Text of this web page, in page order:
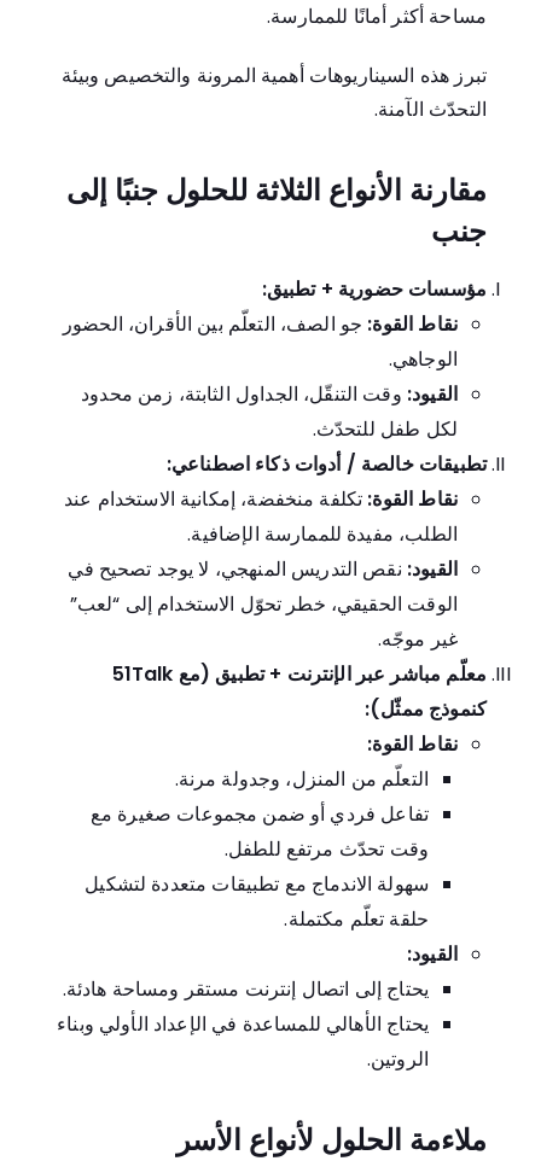
مساحة أكثر أمانًا للممارسة.
تبرز هذه السيناريوهات أهمية المرونة والتخصيص وبيئة
التحدّث الآمنة.
مقارنة الأنواع الثلاثة للحلول جنبًا إلى
جنب
مؤسسات حضورية + تطبيق:
نقاط القوة: جو الصف، التعلّم بين الأقران، الحضور
الوجاهي.
القيود: وقت التنقّل، الجداول الثابتة، زمن محدود
لكل طفل للتحدّث.
تطبيقات خالصة / أدوات ذكاء اصطناعي:
نقاط القوة: تكلفة منخفضة، إمكانية الاستخدام عند
الطلب، مفيدة للممارسة الإضافية.
القيود: نقص التدريس المنهجي، لا يوجد تصحيح في
الوقت الحقيقي، خطر تحوّل الاستخدام إلى “لعب”
غير موجّه.
معلّم مباشر عبر الإنترنت + تطبيق (مع 51Talk
كنموذج ممثّل):
نقاط القوة:
التعلّم من المنزل، وجدولة مرنة.
تفاعل فردي أو ضمن مجموعات صغيرة مع
وقت تحدّث مرتفع للطفل.
سهولة الاندماج مع تطبيقات متعددة لتشكيل
حلقة تعلّم مكتملة.
القيود:
يحتاج إلى اتصال إنترنت مستقر ومساحة هادئة.
يحتاج الأهالي للمساعدة في الإعداد الأولي وبناء
الروتين.
ملاءمة الحلول لأنواع الأسر